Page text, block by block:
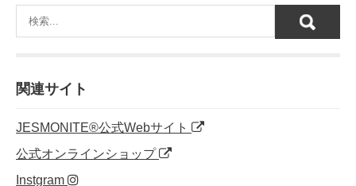
関連サイト
JESMONITE®公式Webサイト
公式オンラインショップ
Instgram